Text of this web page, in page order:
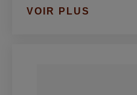
VOIR PLUS